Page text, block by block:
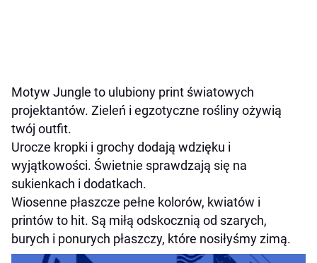
Motyw Jungle to ulubiony print światowych
projektantów. Zieleń i egzotyczne rośliny ożywią
twój outfit.
Urocze kropki i grochy dodają wdzięku i
wyjątkowości. Świetnie sprawdzają się na
sukienkach i dodatkach.
Wiosenne płaszcze pełne kolorów, kwiatów i
printów to hit. Są miłą odskocznią od szarych,
burych i ponurych płaszczy, które nosiłyśmy zimą.